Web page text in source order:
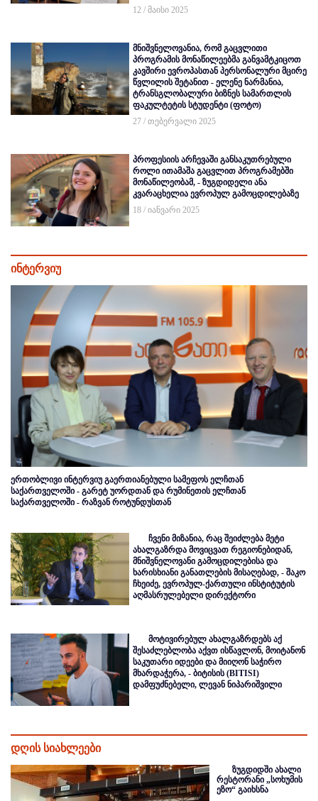
12 / მაისი 2025
მნიშვნელოვანია, რომ გაცვლითი
პროგრამის მონაწილეებმა განვამტკიცოთ
კავშირი ევროპასთან პერსონალური მცირე
წვლილის შეტანით - ელენე ნარმანია,
ტრანსგლობალური ბიზნეს სამართლის
ფაკულტეტის სტუდენტი (ფოტო)
27 / თებერვალი 2025
პროფესიის არჩევაში განსაკუთრებული
როლი ითამაშა გაცვლით პროგრამებში
მონაწილეობამ, - ზუგდიდელი ანა
კვარაცხელია ევროპულ გამოცდილებაზე
18 / იანვარი 2025
ინტერვიუ
ერთობლივი ინტერვიუ გაერთიანებული სამეფოს ელჩთან
საქართველოში - გარეტ უორდთან და რუმინეთის ელჩთან
საქართველოში - რაზვან როტუნდუსთან
ჩვენი მიზანია, რაც შეიძლება მეტი
ახალგაზრდა მოვიცვათ რეგიონებიდან,
მნიშვნელოვანი გამოცდილებისა და
ხარისხიანი განათლების მისაღებად, - შაკო
ჩხეიძე, ევროპულ-ქართული ინსტიტუტის
აღმასრულებელი დირექტორი
მოტივირებულ ახალგაზრდებს აქ
შესაძლებლობა აქვთ ისწავლონ, მოიტანონ
საკუთარი იდეები და მიიღონ საჭირო
მხარდაჭერა, - ბიტისის (BITISI)
დამფუძნებელი, ლევან ნიპარიშვილი
დღის სიახლეები
ზუგდიდში ახალი
რესტორანი „სოხუმის
ეზო“ გაიხსნა